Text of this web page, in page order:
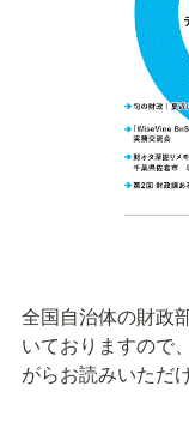
全国自治体の財政
いておりますので
がらお読みいただ